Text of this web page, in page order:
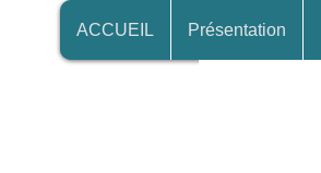
ACCUEIL Présentation